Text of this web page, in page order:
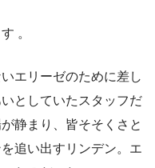
。
エリーゼのために差し
としていたスタッフだ
静まり、皆そそくさと
追い出すリンデン。エ